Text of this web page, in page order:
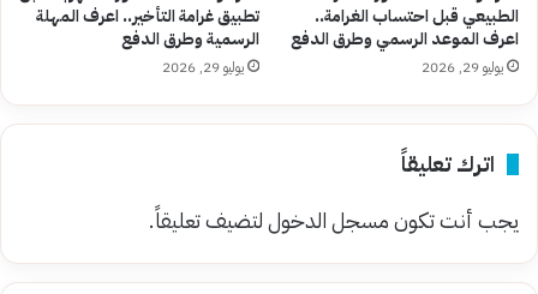
الطبيعي قبل احتساب الغرامة..
اعرف الموعد الرسمي وطرق الدفع
يوليو 29, 2026
تطبيق غرامة التأخير.. اعرف المهلة
الرسمية وطرق الدفع
يوليو 29, 2026
اترك تعليقاً
يجب أنت تكونمسجل الدخوللتضيف تعليقاً.